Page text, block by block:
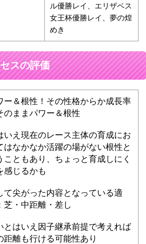
ル優勝レイ、エリザベス
女王杯優勝レイ、夢の煌
めき
スの評価
ー＆根性！その性格からか成長率
のままパワー＆根性
いえ現在のレース主体の育成にお
はなかなか活躍の場がない根性と
こともあり、ちょっと育成しにく
感じるかも
て尖がった内容となっている適
芝・中距離・差し
とはいえ因子継承前提で考えれば
距離も行ける可能性あり